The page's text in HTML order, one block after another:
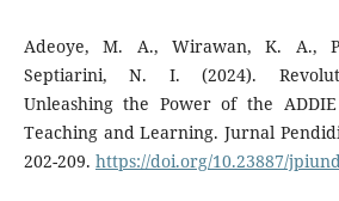
Adeoye, M. A., Wirawan, K. A.,
Septiarini, N. I. (2024).
Unleashing the Power of the
Teaching and Learning. Jurnal
202-209. https://doi.org/10.23887/